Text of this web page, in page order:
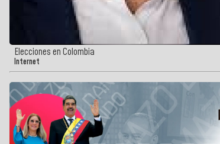
Elecciones en Colombia
Internet